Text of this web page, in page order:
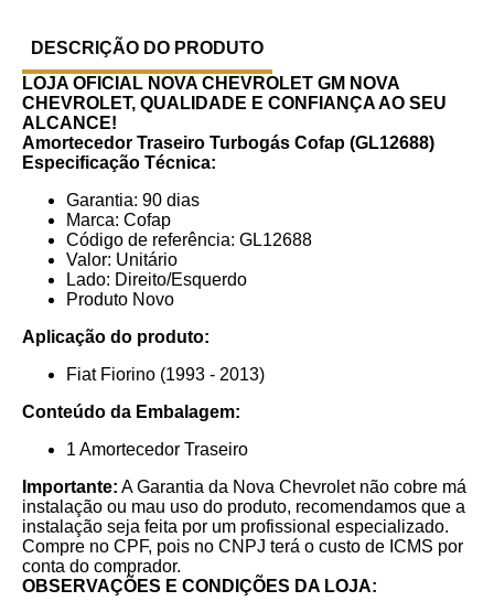
DESCRIÇÃO DO PRODUTO
LOJA OFICIAL NOVA CHEVROLET GM NOVA
CHEVROLET, QUALIDADE E CONFIANÇA AO SEU
ALCANCE!
Amortecedor Traseiro Turbogás Cofap (GL12688)
Especificação Técnica:
Garantia: 90 dias
Marca: Cofap
Código de referência: GL12688
Valor: Unitário
Lado: Direito/Esquerdo
Produto Novo
Aplicação do produto:
Fiat Fiorino (1993 - 2013)
Conteúdo da Embalagem:
1 Amortecedor Traseiro
Importante: A Garantia da Nova Chevrolet não cobre má
instalação ou mau uso do produto, recomendamos que a
instalação seja feita por um profissional especializado.
Compre no CPF, pois no CNPJ terá o custo de ICMS por
conta do comprador.
OBSERVAÇÕES E CONDIÇÕES DA LOJA: